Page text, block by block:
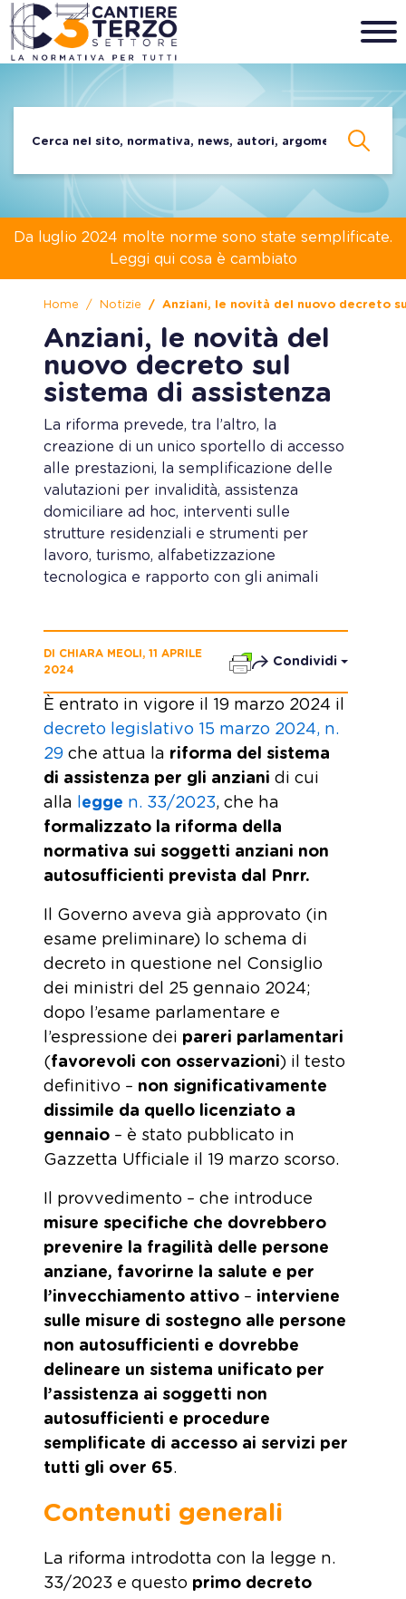
Da luglio 2024 molte norme sono state semplificate.
Leggi qui cosa è cambiato
Home Notizie Anziani, le novità del nuovo decreto
Anziani, le novità del
nuovo decreto sul
sistema di assistenza
La riforma prevede, tra l’altro, la
creazione di un unico sportello di accesso
alle prestazioni, la semplificazione delle
valutazioni per invalidità, assistenza
domiciliare ad hoc, interventi sulle
strutture residenziali e strumenti per
lavoro, turismo, alfabetizzazione
tecnologica e rapporto con gli animali
DI CHIARA MEOLI, 11 APRILE
2024
Condividi
È entrato in vigore il 19 marzo 2024 il
decreto legislativo 15 marzo 2024, n.
29 che attua la riforma del sistema
di assistenza per gli anziani di cui
alla legge n. 33/2023, che ha
formalizzato la riforma della
normativa sui soggetti anziani non
autosufficienti prevista dal Pnrr.
Il Governo aveva già approvato (in
esame preliminare) lo schema di
decreto in questione nel Consiglio
dei ministri del 25 gennaio 2024;
dopo l’esame parlamentare e
l’espressione dei pareri parlamentari
(favorevoli con osservazioni) il testo
definitivo – non significativamente
dissimile da quello licenziato a
gennaio – è stato pubblicato in
Gazzetta Ufficiale il 19 marzo scorso.
Il provvedimento – che introduce
misure specifiche che dovrebbero
prevenire la fragilità delle persone
anziane, favorirne la salute e per
l’invecchiamento attivo – interviene
sulle misure di sostegno alle persone
non autosufficienti e dovrebbe
delineare un sistema unificato per
l’assistenza ai soggetti non
autosufficienti e procedure
semplificate di accesso ai servizi per
tutti gli over 65.
Contenuti generali
La riforma introdotta con la legge n.
33/2023 e questo primo decreto